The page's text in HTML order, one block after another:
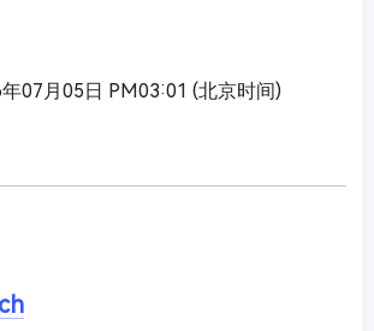
年07月05日 PM03:01 (北京时间)